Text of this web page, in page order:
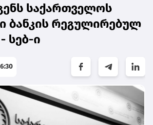
საქართველოს
ბანკის რეგულირებულ
სებ-ი